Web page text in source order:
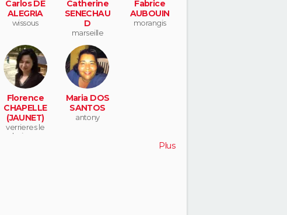
Carlos DE
ALEGRIA
wissous
Catherine
SENECHAU
D
marseille
Fabrice
AUBOUIN
morangis
Florence
CHAPELLE
(JAUNET)
verrieres le
buisson
Maria DOS
SANTOS
antony
Plus